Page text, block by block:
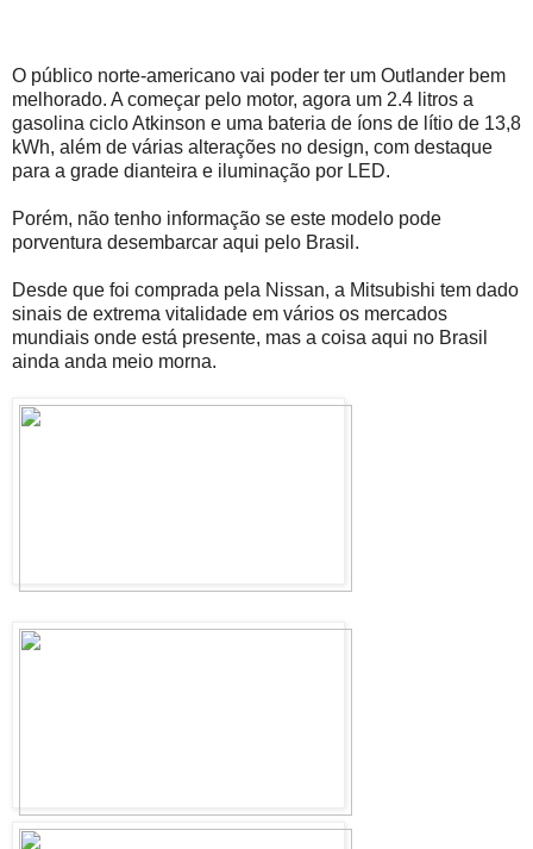
O público norte-americano vai poder ter um Outlander bem
melhorado. A começar pelo motor, agora um 2.4 litros a
gasolina ciclo Atkinson e uma bateria de íons de lítio de 13,8
kWh, além de várias alterações no design, com destaque
para a grade dianteira e iluminação por LED.
Porém, não tenho informação se este modelo pode
porventura desembarcar aqui pelo Brasil.
Desde que foi comprada pela Nissan, a Mitsubishi tem dado
sinais de extrema vitalidade em vários os mercados
mundiais onde está presente, mas a coisa aqui no Brasil
ainda anda meio morna.